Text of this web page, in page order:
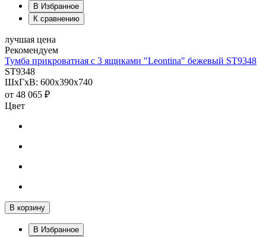
В Избранное
К сравнению
лучшая цена
Рекомендуем
Тумба прикроватная с 3 ящиками "Leontina" бежевый ST9348
ST9348
ШхГхВ: 600х390х740
от 48 065 ₽
Цвет
В корзину
В Избранное